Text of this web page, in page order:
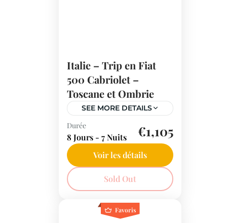
Italie – Trip en Fiat
500 Cabriolet –
Toscane et Ombrie
SEE MORE DETAILS
Depuis 1957, cette adorable
petite voiture italienne se
démarque par son flair:
piccola... ma grande. La
Fiat 500 Cabrio est la
Durée
8 Jours - 7 Nuits €1,105
Voir les détails
Sold Out
Favoris